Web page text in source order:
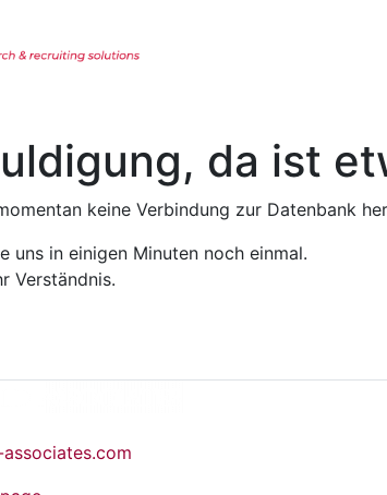
da ist
keine Verbindung zur Datenbank
uns in einigen Minuten noch einmal.
Verständnis.